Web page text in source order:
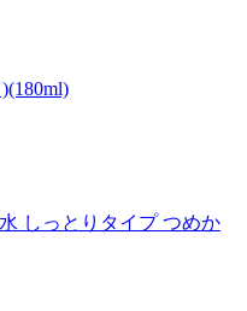
しっとりタイプ つめか